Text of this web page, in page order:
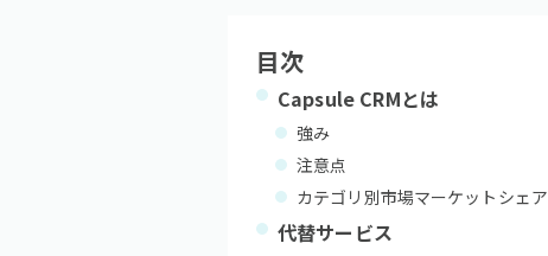
目次
Capsule CRMとは
強み
注意点
カテゴリ別市場マーケットシェア
代替サービス